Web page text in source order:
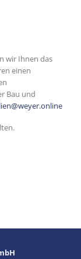
wir Ihnen das
einen
Bau und